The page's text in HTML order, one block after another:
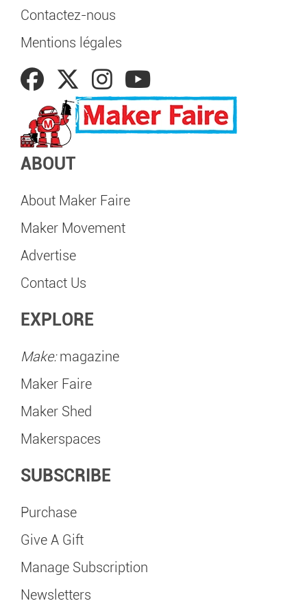
Contactez-nous
Mentions légales
ABOUT
About Maker Faire
Maker Movement
Advertise
Contact Us
EXPLORE
Make:magazine
Maker Faire
Maker Shed
Makerspaces
SUBSCRIBE
Purchase
Give A Gift
Manage Subscription
Newsletters